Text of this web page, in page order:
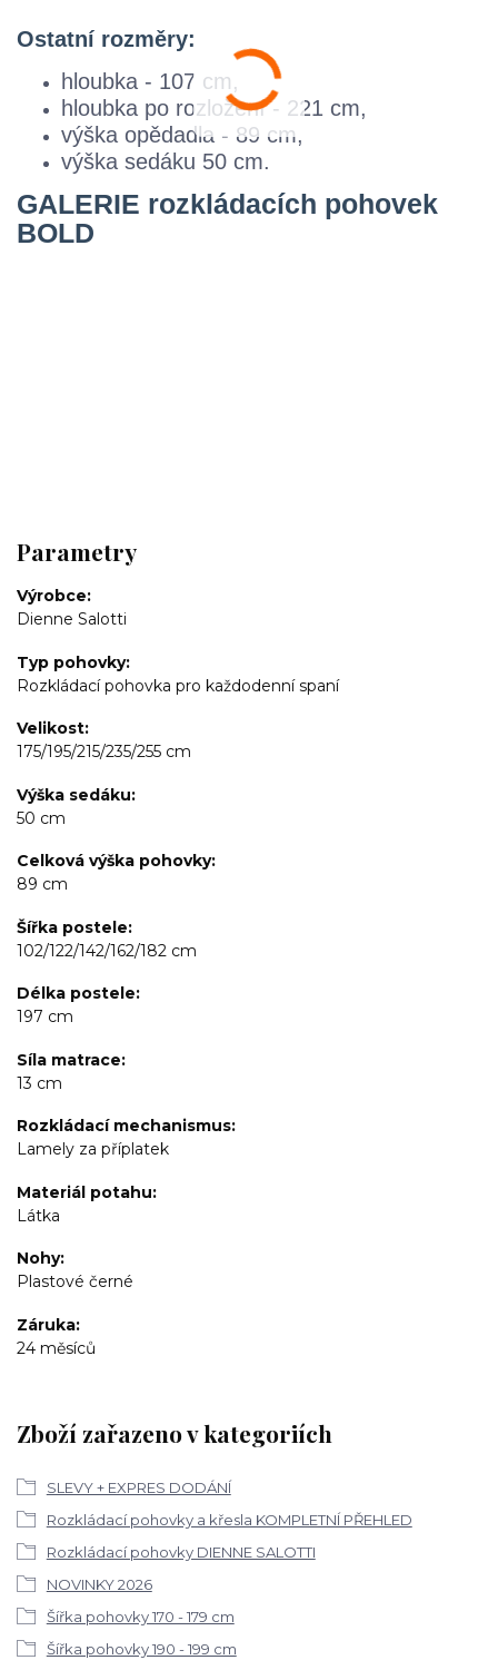
Ostatní rozměry:
hloubka - 107 cm,
hloubka po rozložení - 221 cm,
výška opědadla - 89 cm,
výška sedáku 50 cm.
GALERIE rozkládacích pohovek
BOLD
Parametry
Výrobce
Dienne Salotti
Typ pohovky
Rozkládací pohovka pro každodenní spaní
Velikost
175/195/215/235/255 cm
Výška sedáku
50 cm
Celková výška pohovky
89 cm
Šířka postele
102/122/142/162/182 cm
Délka postele
197 cm
Síla matrace
13 cm
Rozkládací mechanismus
Lamely za příplatek
Materiál potahu
Látka
Nohy
Plastové černé
Záruka
24 měsíců
Zboží zařazeno v kategoriích
SLEVY + EXPRES DODÁNÍ
Rozkládací pohovky a křesla KOMPLETNÍ PŘEHLED
Rozkládací pohovky DIENNE SALOTTI
NOVINKY 2026
Šířka pohovky 170 - 179 cm
Šířka pohovky 190 - 199 cm